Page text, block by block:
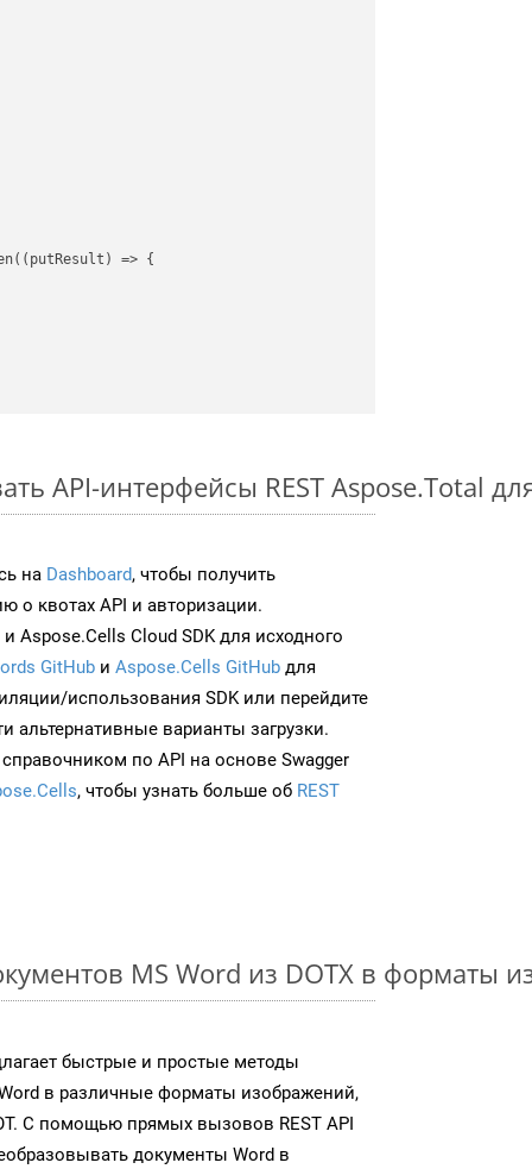
( putResult ) => {
API-интерфейсы REST Aspose.Total
на Dashboard, чтобы получить
о квотах API и авторизации.
Aspose.Cells Cloud SDK для исходного
GitHub и Aspose.Cells GitHub для
использования SDK или перейдите
альтернативные варианты загрузки.
по API на основе Swagger
, чтобы узнать больше об REST
MS Word из DOTX в форматы
быстрые и простые методы
в различные форматы изображений,
С помощью прямых вызовов REST API
документы Word в